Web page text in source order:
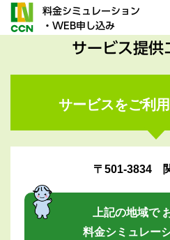
料金シミュレーション
・WEB申し込み
サービス提供
サービスをご利
〒501-3834
上記の地域で
料金シミュレー